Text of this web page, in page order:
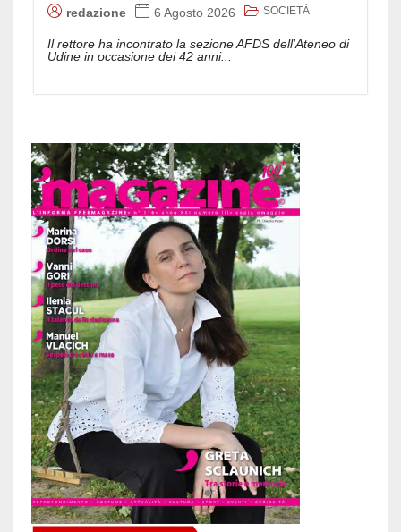
redazione 6 Agosto 2026 SOCIETÀ
Il rettore ha incontrato la sezione AFDS dell'Ateneo di
Udine in occasione dei 42 anni...